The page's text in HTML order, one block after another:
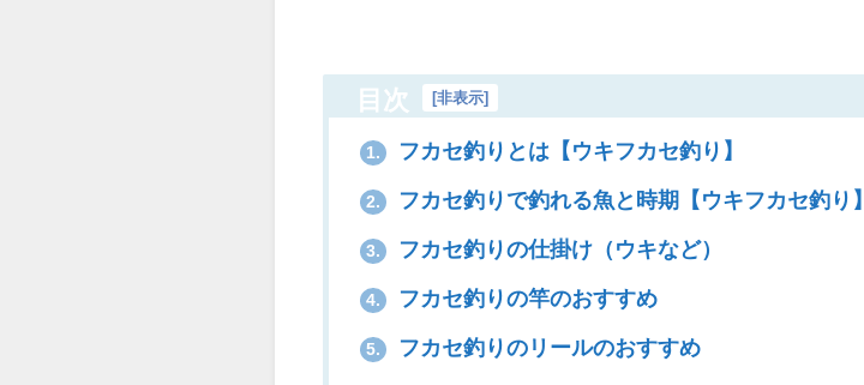
目次 [非表示]
1. フカセ釣りとは【ウキフカセ釣り】
2. フカセ釣りで釣れる魚と時期【ウキフカセ釣り】
3. フカセ釣りの仕掛け（ウキなど）
4. フカセ釣りの竿のおすすめ
5. フカセ釣りのリールのおすすめ